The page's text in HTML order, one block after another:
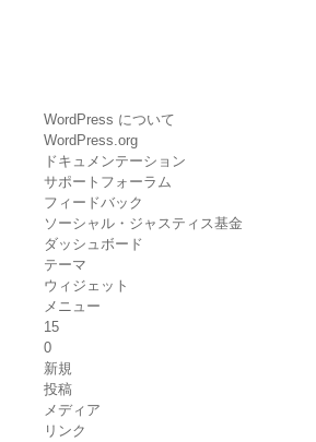
WordPress について
WordPress.org
ドキュメンテーション
サポートフォーラム
フィードバック
ソーシャル・ジャスティス基金
ダッシュボード
テーマ
ウィジェット
メニュー
15
0
新規
投稿
メディア
リンク